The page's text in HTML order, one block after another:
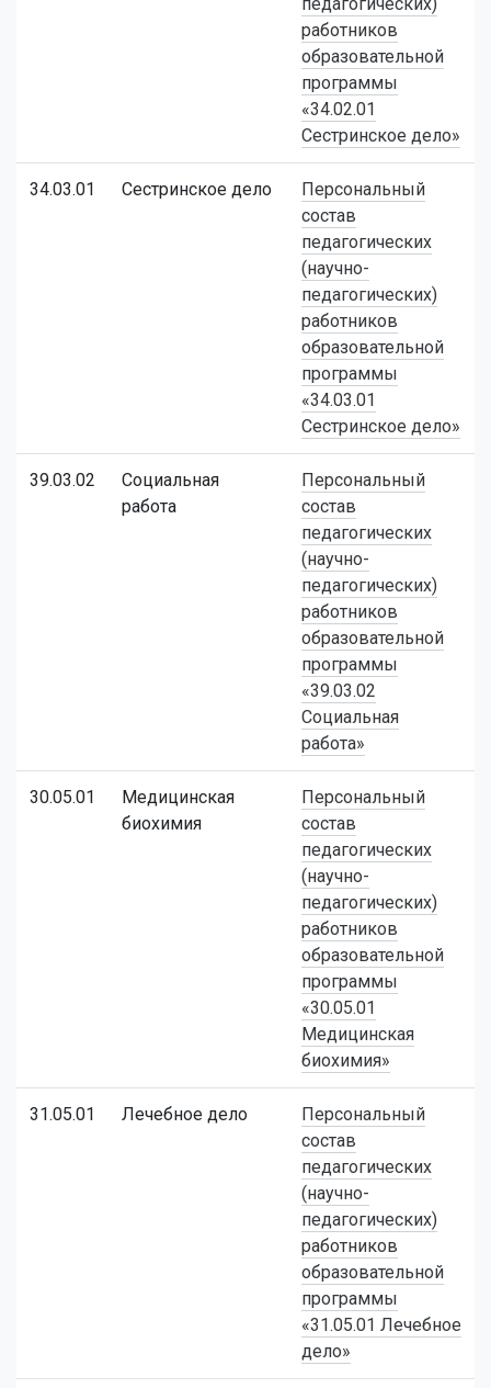
работников
образовательной
программы
«34.02.01
Сестринское дело»
34.03.01 Сестринское дело
Персональный
состав
педагогических
(научно-
педагогических)
работников
образовательной
программы
«34.03.01
Сестринское дело»
39.03.02
Социальная
работа
Персональный
состав
педагогических
(научно-
педагогических)
работников
образовательной
программы
«39.03.02
Социальная
работа»
30.05.01
Медицинская
биохимия
Персональный
состав
педагогических
(научно-
педагогических)
работников
образовательной
программы
«30.05.01
Медицинская
биохимия»
31.05.01 Лечебное дело
Персональный
состав
педагогических
(научно-
педагогических)
работников
образовательной
программы
«31.05.01 Лечебное
дело»